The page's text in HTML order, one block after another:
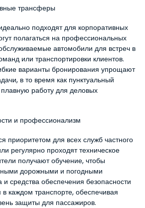
трансферы
подходят для корпоративных
полагаться на профессиональных
автомобили для встреч в
или транспортировки клиентов.
варианты бронирования упрощают
в то время как пунктуальный
работу для деловых
и профессионализм
приоритетом для всех служб частного
регулярно проходят техническое
получают обучение, чтобы
дорожными и погодными
средства обеспечения безопасности
каждом транспорте, обеспечивая
защиты для пассажиров.